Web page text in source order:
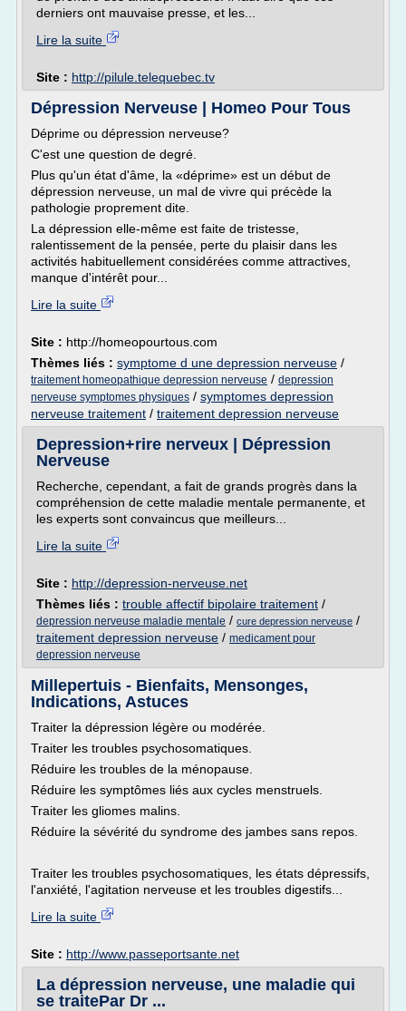
derniers ont mauvaise presse, et les...
Lire la suite
Site : http://pilule.telequebec.tv
Dépression Nerveuse | Homeo Pour Tous
Déprime ou dépression nerveuse?
C'est une question de degré.
Plus qu'un état d'âme, la «déprime» est un début de
dépression nerveuse, un mal de vivre qui précède la
pathologie proprement dite.
La dépression elle-même est faite de tristesse,
ralentissement de la pensée, perte du plaisir dans les
activités habituellement considérées comme attractives,
manque d'intérêt pour...
Lire la suite
Site : http://homeopourtous.com
Thèmes liés : symptome d une depression nerveuse /
traitement homeopathique depression nerveuse / depression
nerveuse symptomes physiques / symptomes depression
nerveuse traitement / traitement depression nerveuse
Depression+rire nerveux | Dépression
Nerveuse
Recherche, cependant, a fait de grands progrès dans la
compréhension de cette maladie mentale permanente, et
les experts sont convaincus que meilleurs...
Lire la suite
Site : http://depression-nerveuse.net
Thèmes liés : trouble affectif bipolaire traitement /
depression nerveuse maladie mentale / cure depression nerveuse /
traitement depression nerveuse / medicament pour
depression nerveuse
Millepertuis - Bienfaits, Mensonges,
Indications, Astuces
Traiter la dépression légère ou modérée.
Traiter les troubles psychosomatiques.
Réduire les troubles de la ménopause.
Réduire les symptômes liés aux cycles menstruels.
Traiter les gliomes malins.
Réduire la sévérité du syndrome des jambes sans repos.
Traiter les troubles psychosomatiques, les états dépressifs,
l'anxiété, l'agitation nerveuse et les troubles digestifs...
Lire la suite
Site : http://www.passeportsante.net
La dépression nerveuse, une maladie qui
se traitePar Dr ...